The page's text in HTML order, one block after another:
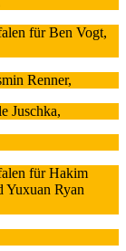
für Ben Vogt,
Renner,
Juschka,
für Hakim
Yuxuan Ryan